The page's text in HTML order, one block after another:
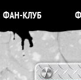
ФАН-КЛУБ